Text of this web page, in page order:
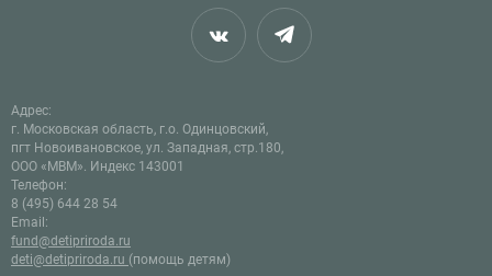
Адрес:
г. Московская область, г.о. Одинцовский,
пгт Новоивановское, ул. Западная, стр.180,
ООО «МВМ». Индекс 143001
Телефон:
8 (495) 644 28 54
Email:
fund@detipriroda.ru
deti@detipriroda.ru (помощь детям)